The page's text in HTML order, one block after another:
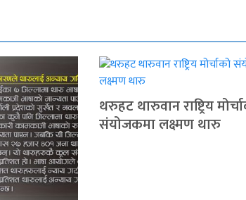
थरुहट थारुवान राष्ट्रिय
संयोजकमा लक्ष्मण थारु